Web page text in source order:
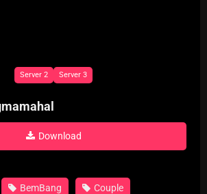
Server 2 Server 3
Download
BemBang Couple